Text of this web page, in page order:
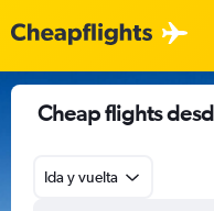
Cheap flights
Ida y vuelta